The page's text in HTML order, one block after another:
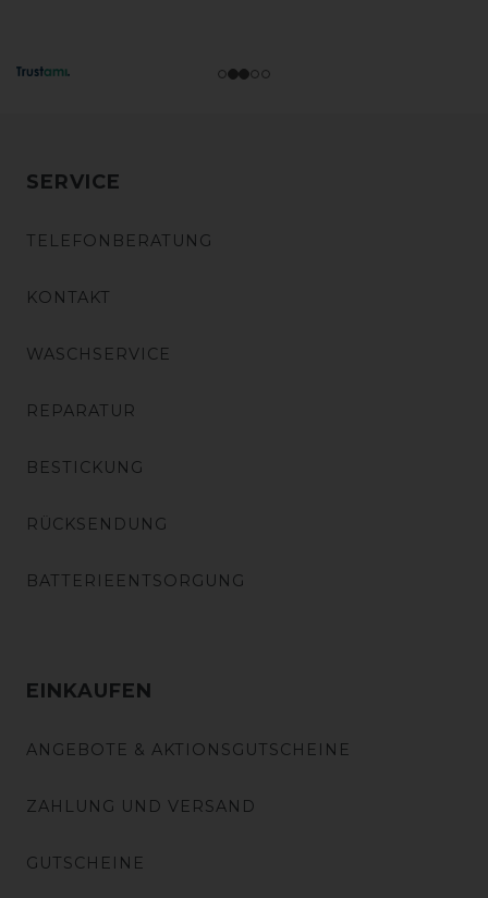
SERVICE
TELEFONBERATUNG
KONTAKT
WASCHSERVICE
REPARATUR
BESTICKUNG
RÜCKSENDUNG
BATTERIEENTSORGUNG
EINKAUFEN
ANGEBOTE & AKTIONSGUTSCHEINE
ZAHLUNG UND VERSAND
GUTSCHEINE